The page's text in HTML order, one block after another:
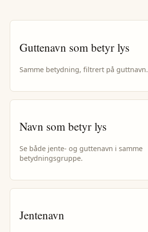
Guttenavn som betyrlys
Samme betydning, filtrert på guttnavn.
Navn som betyr lys
Se både jente- og guttenavn i samme
betydningsgruppe.
Jentenavn